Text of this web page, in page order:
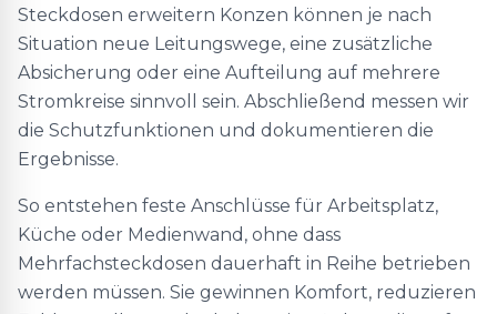
Steckdosen erweitern Konzen können je nach
Situation neue Leitungswege, eine zusätzliche
Absicherung oder eine Aufteilung auf mehrere
Stromkreise sinnvoll sein. Abschließend messen wir
die Schutzfunktionen und dokumentieren die
Ergebnisse.
So entstehen feste Anschlüsse für Arbeitsplatz,
Küche oder Medienwand, ohne dass
Mehrfachsteckdosen dauerhaft in Reihe betrieben
werden müssen. Sie gewinnen Komfort, reduzieren